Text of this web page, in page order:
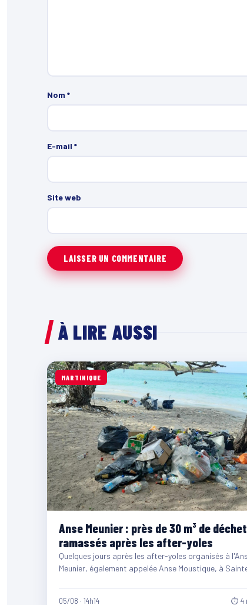
Nom *
E-mail *
Site web
À LIRE AUSSI
MARTINIQUE
Anse Meunier : près de 30 m³ de
ramassés après les after-yoles
Quelques jours après les after-yoles organisés à
Meunier, également appelée Anse Moustique, à
05/08 · 14h14 ⏱ 4